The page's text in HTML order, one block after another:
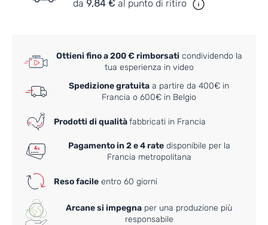
da 9,84 € al punto di ritiro
Ottieni fino a 200 € rimborsati condividendo la
tua esperienza in video
Spedizione gratuita a partire da 400€ in
Francia o 600€ in Belgio
Prodotti di qualitàfabbricati in Francia
Pagamento in 2 e 4 ratedisponibile per la
Francia metropolitana
Reso facile entro 60 giorni
Arcane si impegna per una produzione più
responsabile